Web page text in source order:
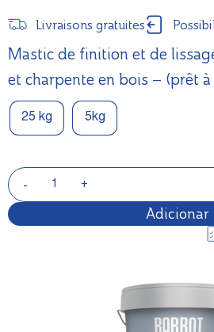
Livraisons gratuites
Mastic de finition et de
et charpente en bois – (prêt
25 kg 5kg
Adicionar